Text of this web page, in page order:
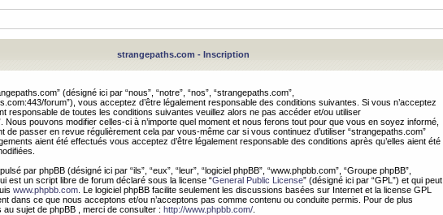
strangepaths.com - Inscription
(désigné ici par “nous”, “notre”, “nos”, “strangepaths.com”,
forum”), vous acceptez d’être légalement responsable des conditions suivantes. Si vous n’acceptez
responsable de toutes les conditions suivantes veuillez alors ne pas accéder et/ou utiliser
Nous pouvons modifier celles-ci à n’importe quel moment et nous ferons tout pour que vous en soyez informé,
de passer en revue régulièrement cela par vous-même car si vous continuez d’utiliser “strangepaths.com”
aient été effectués vous acceptez d’être légalement responsable des conditions après qu’elles aient été
par phpBB (désigné ici par “ils”, “eux”, “leur”, “logiciel phpBB”, “www.phpbb.com”, “Groupe phpBB”,
est un script libre de forum déclaré sous la license “General Public License” (désigné ici par “GPL”) et qui peut
www.phpbb.com . Le logiciel phpBB facilite seulement les discussions basées sur Internet et la license GPL
dans ce que nous acceptons et/ou n’acceptons pas comme contenu ou conduite permis. Pour de plus
au sujet de phpBB , merci de consulter : http://www.phpbb.com/